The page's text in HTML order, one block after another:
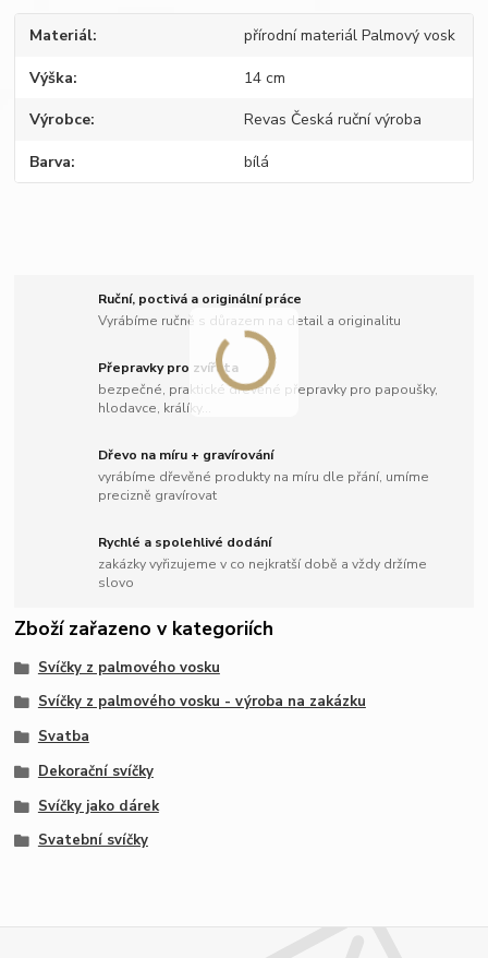
Materiál přírodní materiál Palmový vosk
Výška 14 cm
Výrobce Revas Česká ruční výroba
Barva bílá
Ruční, poctivá a originální práce
Vyrábíme ručně s důrazem na detail a originalitu
Přepravky pro zvířata
bezpečné, praktické dřevěné přepravky pro papoušky,
hlodavce, králíky...
Dřevo na míru + gravírování
vyrábíme dřevěné produkty na míru dle přání, umíme
precizně gravírovat
Rychlé a spolehlivé dodání
zakázky vyřizujeme v co nejkratší době a vždy držíme
slovo
Zboží zařazeno v kategoriích
Svíčky z palmového vosku
Svíčky z palmového vosku - výroba na zakázku
Svatba
Dekorační svíčky
Svíčky jako dárek
Svatební svíčky